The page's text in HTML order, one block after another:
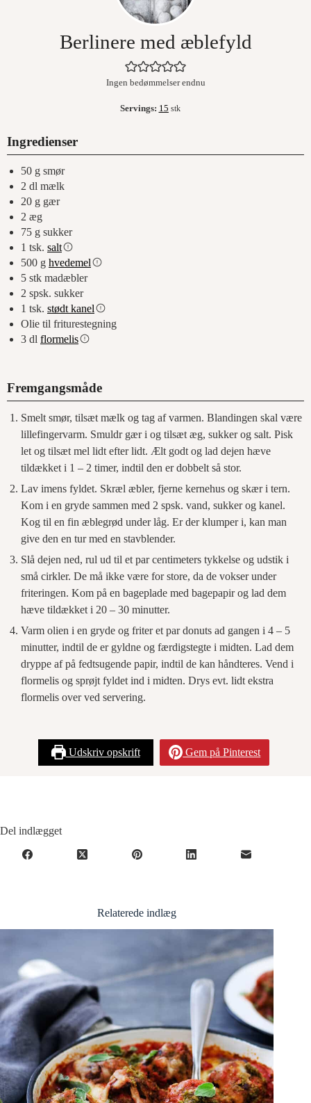
Berlinere med æblefyld
Ingen bedømmelser endnu
Servings: 15 stk
Ingredienser
50 g smør
2 dl mælk
20 g gær
2 æg
75 g sukker
1 tsk. salt
500 g hvedemel
5 stk madæbler
2 spsk. sukker
1 tsk. stødt kanel
Olie til friturestegning
3 dl flormelis
Fremgangsmåde
Smelt smør, tilsæt mælk og tag af varmen. Blandingen skal være
lillefingervarm. Smuldr gær i og tilsæt æg, sukker og salt. Pisk
let og tilsæt mel lidt efter lidt. Ælt godt og lad dejen hæve
tildækket i 1 – 2 timer, indtil den er dobbelt så stor.
Lav imens fyldet. Skræl æbler, fjerne kernehus og skær i tern.
Kom i en gryde sammen med 2 spsk. vand, sukker og kanel.
Kog til en fin æblegrød under låg. Er der klumper i, kan man
give den en tur med en stavblender.
Slå dejen ned, rul ud til et par centimeters tykkelse og udstik i
små cirkler. De må ikke være for store, da de vokser under
friteringen. Kom på en bageplade med bagepapir og lad dem
hæve tildækket i 20 – 30 minutter.
Varm olien i en gryde og friter et par donuts ad gangen i 4 – 5
minutter, indtil de er gyldne og færdigstegte i midten. Lad dem
dryppe af på fedtsugende papir, indtil de kan håndteres. Vend i
flormelis og sprøjt fyldet ind i midten. Drys evt. lidt ekstra
flormelis over ved servering.
Udskriv opskrift Gem på Pinterest
Del indlægget
Relaterede indlæg